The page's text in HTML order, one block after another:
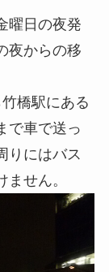
曜日の夜発
夜からの移
橋駅にある
で車で送っ
りにはバス
せん。